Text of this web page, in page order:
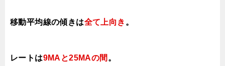
移動平均線の傾きは全て上向き 。
レートは9MAと25MAの間 。